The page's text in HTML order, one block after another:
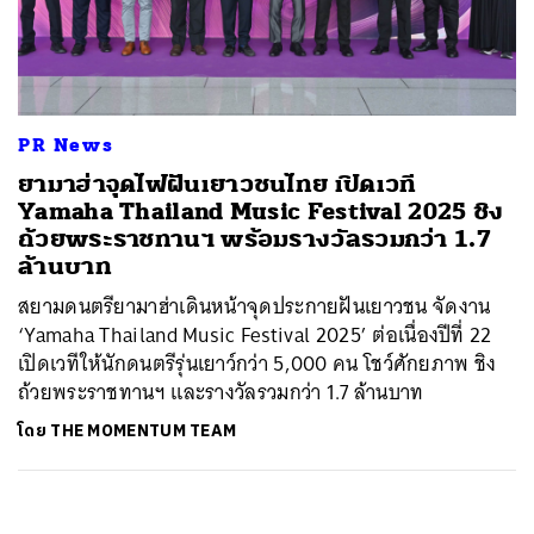
PR News
ยามาฮ่าจุดไฟฝันเยาวชนไทย เปิดเวที
Yamaha Thailand Music Festival 2025 ชิง
ถ้วยพระราชทานฯ พร้อมรางวัลรวมกว่า 1.7
ล้านบาท
สยามดนตรียามาฮ่าเดินหน้าจุดประกายฝันเยาวชน จัดงาน
‘Yamaha Thailand Music Festival 2025’ ต่อเนื่องปีที่ 22
เปิดเวทีให้นักดนตรีรุ่นเยาว์กว่า 5,000 คน โชว์ศักยภาพ ชิง
ถ้วยพระราชทานฯ และรางวัลรวมกว่า 1.7 ล้านบาท
โดย THE MOMENTUM TEAM
ค้นหา